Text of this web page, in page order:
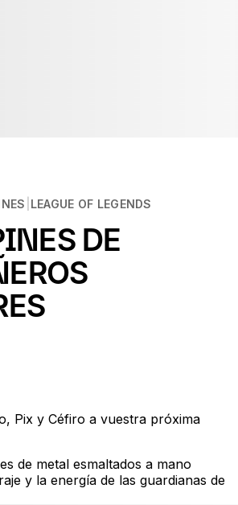
LEAGUE OF LEGENDS
DE
Pix y Céfiro a vuestra próxima
de metal esmaltados a mano
y la energía de las guardianas de